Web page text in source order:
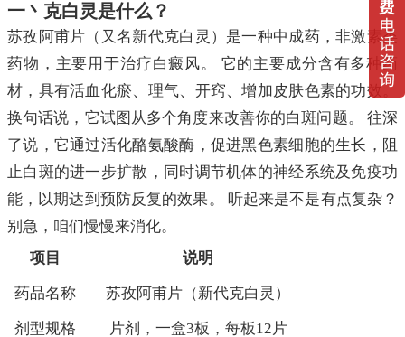
一丶克白灵是什么？
苏孜阿甫片（又名新代克白灵）是一种中成药，非激素类
药物，主要用于治疗白癜风。 它的主要成分含有多种药
材，具有活血化瘀、理气、开窍、增加皮肤色素的功效。
换句话说，它试图从多个角度来改善你的白斑问题。 往深
了说，它通过活化酪氨酸酶，促进黑色素细胞的生长，阻
止白斑的进一步扩散，同时调节机体的神经系统及免疫功
能，以期达到预防反复的效果。 听起来是不是有点复杂？
别急，咱们慢慢来消化。
项目
说明
药品名称 苏孜阿甫片（新代克白灵）
剂型规格 片剂，一盒3板，每板12片